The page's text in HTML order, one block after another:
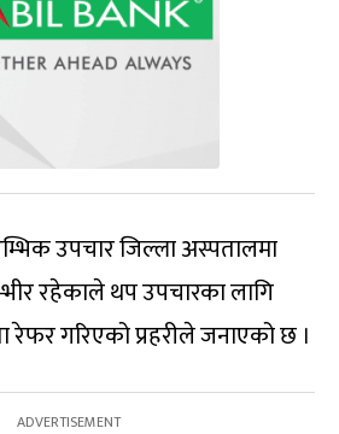
उपचार जिल्ला अस्पतालमा
रहेकाले थप उपचारका लागि
रेफर गरिएको प्रहरीले जनाएको छ ।